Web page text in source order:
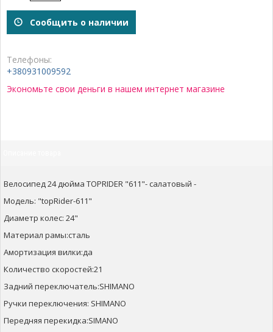
Сообщить о наличии
Телефоны:
+380931009592
Экономьте свои деньги в нашем интернет магазине
Велосипед 24 дюйма TOPRIDER "611"- салатовый -
Модель: "topRider-611"
Диаметр колес: 24"
Материал рамы:сталь
Амортизация вилки:да
Количество скоростей:21
Задний переключатель:SHIMANO
Ручки переключения: SHIMANO
Передняя перекидка:SIMANO